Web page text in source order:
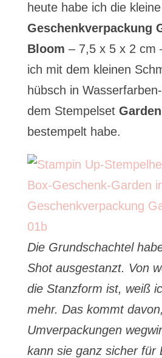
heute habe ich die kleine
Geschenkverpackung
Bloom – 7,5 x 5 x 2 cm
ich mit dem kleinen
hübsch in
dem Stempelset
bestempelt habe.
Die Grundschachtel
Shot ausgestanzt. Von
die Stanzform ist, weiß
mehr. Das kommt
Umverpackungen
kann sie ganz sicher für